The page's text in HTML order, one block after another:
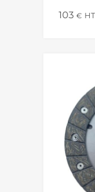
103 € HT